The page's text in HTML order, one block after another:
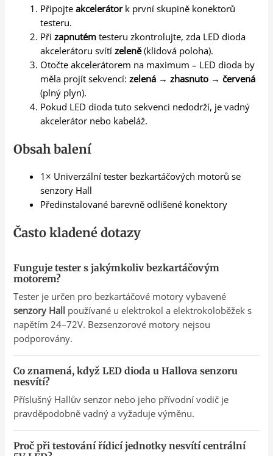
Připojteakcelerátork první skupině konektorů
testeru.
Přizapnutém testeru zkontrolujte, zda LED dioda
akcelerátoru svítízeleně(klidová poloha).
Otočte akcelerátorem na maximum – LED dioda by
měla projít sekvencí:zelená → zhasnuto → červená
(plný plyn).
Pokud LED dioda tuto sekvenci nedodrží, je vadný
akcelerátor nebo kabeláž.
Obsah balení
1× Univerzální tester bezkartáčových motorů se
senzory Hall
Předinstalované barevně odlišené konektory
Často kladené dotazy
Funguje tester s jakýmkoliv bezkartáčovým
motorem?
Tester je určen pro bezkartáčové motory vybavené
senzory Hall používané u elektrokol a elektrokoloběžek s
napětím 24–72V. Bezsenzorové motory nejsou
podporovány.
Co znamená, když LED dioda u Hallova senzoru
nesvítí?
Příslušný Hallův senzor nebo jeho přívodní vodič je
pravděpodobně vadný a vyžaduje výměnu.
Proč při testování řídicí jednotky nesvítí centrální